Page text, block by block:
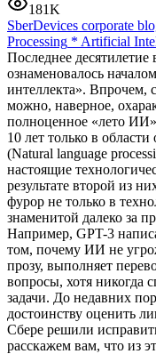
181K
SberDevices corporate
Processing * Artificial
Последнее
ознаменовалось
интеллекта».
можно, наверное,
полноценное «лето
10 лет только в
(Natural language
настоящие
результате второй из
фурор не только в
знаменитой далеко за
Например, GPT-3
том, почему ИИ не
прозу, выполняет
вопросы, хотя никогда
задачи. До недавних
достоинству оценить
Сбере решили
расскажем вам, что из